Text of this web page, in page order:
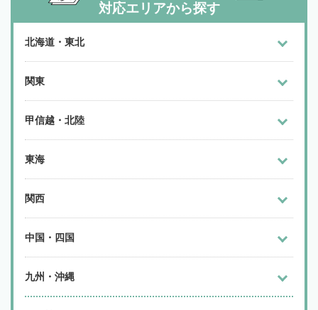
対応エリアから探す
北海道・東北
関東
甲信越・北陸
東海
関西
中国・四国
九州・沖縄